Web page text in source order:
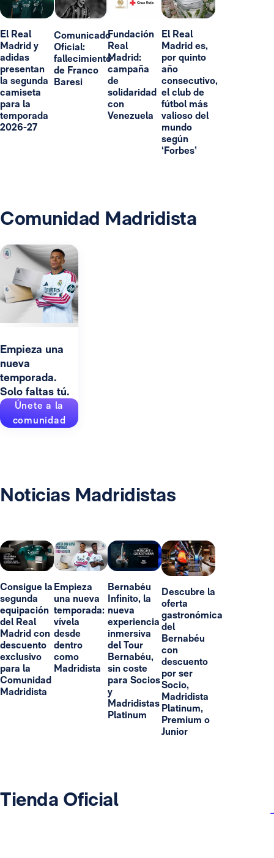
El Real
Madrid y
adidas
presentan
la segunda
camiseta
para la
temporada
2026-27
Comunicado
Oficial:
fallecimiento
de Franco
Baresi
Fundación
Real
Madrid:
campaña
de
solidaridad
con
Venezuela
El Real
Madrid es,
por quinto
año
consecutivo,
el club de
fútbol más
valioso del
mundo
según
‘Forbes’
Comunidad Madridista
Empieza una
nueva
temporada.
Solo faltas tú.
Únete a la
comunidad
Noticias Madridistas
Consigue la
segunda
equipación
del Real
Madrid con
descuento
exclusivo
para la
Comunidad
Madridista
Empieza
una nueva
temporada:
vívela
desde
dentro
como
Madridista
Bernabéu
Infinito, la
nueva
experiencia
inmersiva
del Tour
Bernabéu,
sin coste
para Socios
y
Madridistas
Platinum
Descubre la
oferta
gastronómica
del
Bernabéu
con
descuento
por ser
Socio,
Madridista
Platinum,
Premium o
Junior
Tienda Oficial